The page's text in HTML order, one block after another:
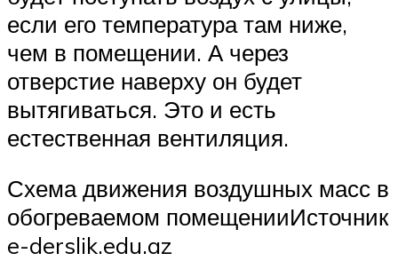
если его температура там ниже,
чем в помещении. А через
отверстие наверху он будет
вытягиваться. Это и есть
естественная вентиляция.
Схема движения воздушных масс в
обогреваемом помещенииИсточник
e-derslik.edu.az